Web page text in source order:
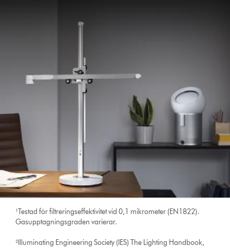
¹Testad för filtreringseffektivitet vid 0,1 mikrometer (EN1822).
Gasupptagningsgraden varierar.
²Illuminating Engineering Society (IES) The Lighting Handbook,